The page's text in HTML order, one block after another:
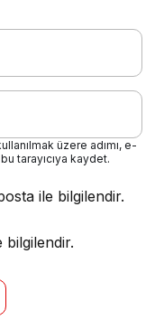
üzere adımı, e-
tarayıcıya kaydet.
ile bilgilendir.
bilgilendir.